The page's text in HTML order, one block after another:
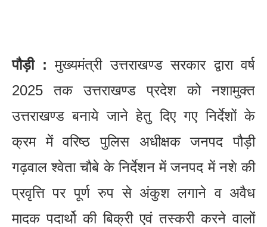
पौड़ी : मुख्यमंत्री उत्तराखण्ड सरकार द्वारा वर्ष
2025 तक उत्तराखण्ड प्रदेश को नशामुक्त
उत्तराखण्ड बनाये जाने हेतु दिए गए निर्देशों के
क्रम में वरिष्ठ पुलिस अधीक्षक जनपद पौड़ी
गढ़वाल श्वेता चौबे के निर्देशन में जनपद में नशे की
प्रवृत्ति पर पूर्ण रुप से अंकुश लगाने व अवैध
मादक पदार्थो की बिक्री एवं तस्करी करने वालों